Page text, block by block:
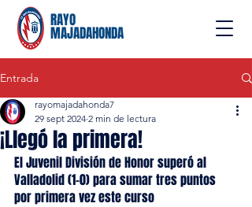
RAYO
MAJADAHONDA
Entrada
¡Llegó la primera!
rayomajadahonda7
29 sept 2024 2 min de lectura
El Juvenil División de Honor superó al
Valladolid (1-0) para sumar tres puntos
por primera vez este curso